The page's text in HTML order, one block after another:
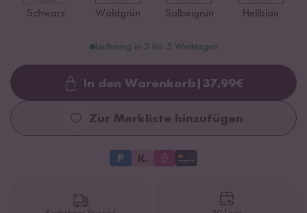
Schwarz Waldgrün Salbeigrün Hellblau
Lieferung in 3 bis 5 Werktagen
Loading...
In den Warenkorb 37,99€
Zur Merkliste hinzufügen